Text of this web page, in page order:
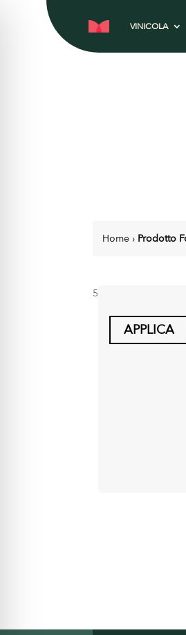
VINICOLA
Home › Prodotto
5
APPLICA